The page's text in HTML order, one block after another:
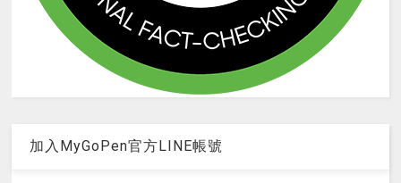
加入MyGoPen官方LINE帳號